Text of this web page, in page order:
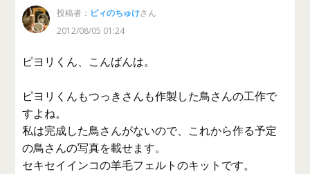
投稿者： ピィのちゅけさん
2012/08/05 01:24
ピヨリくん、こんばんは。
ピヨリくんもつっきさんも作製した鳥さんの工作で
すよね。
私は完成した鳥さんがないので、これから作る予定
の鳥さんの写真を載せます。
セキセイインコの羊毛フェルトのキットです。